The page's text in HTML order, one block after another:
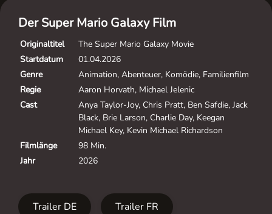
Der Super Mario Galaxy Film
Originaltitel
The Super Mario Galaxy Movie
Startdatum
01.04.2026
Genre
Animation, Abenteuer, Komödie, Familienfilm
Regie
Aaron Horvath, Michael Jelenic
Cast
Anya Taylor-Joy, Chris Pratt, Ben Safdie, Jack
Black, Brie Larson, Charlie Day, Keegan
Michael Key, Kevin Michael Richardson
Filmlänge
98 Min.
Jahr
2026
Trailer DE
Trailer FR